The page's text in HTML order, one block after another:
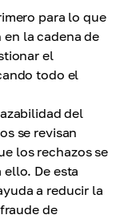
para lo que
la cadena de
el
todo el
del
se revisan
los rechazos se
De esta
a reducir la
de